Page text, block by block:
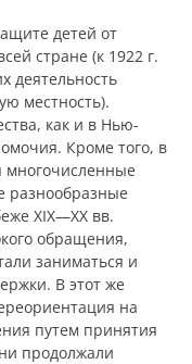
детей от
стране (к 1922 г.
деятельность
местность).
как и в Нью-
Кроме того, в
разнообразные
XIX—XX вв.
обращения,
заниматься и
В этот же
на
путем принятия
продолжали